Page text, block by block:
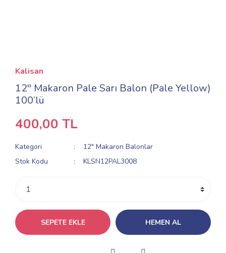
Kalisan
12'' Makaron Pale Sarı Balon (Pale Yellow)
100’lü
400,00 TL
Kategori
12" Makaron Balonlar
Stok Kodu
KLSN12PAL3008
SEPETE EKLE HEMEN AL